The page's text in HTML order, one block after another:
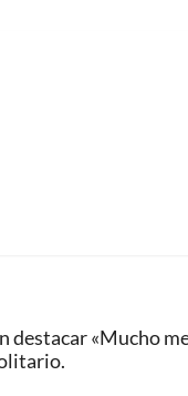
destacar «Mucho